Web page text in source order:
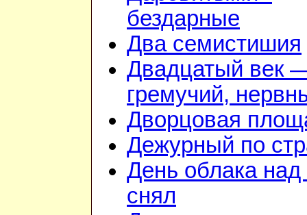
бездарные
Два семистишия
Двадцатый век
гремучий,
Дворцовая
Дежурный по
День облака
снял